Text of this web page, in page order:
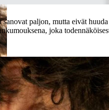
paljon, mutta eivät
joka